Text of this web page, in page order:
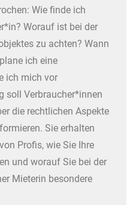
Wie finde ich
Worauf ist bei der
zu achten? Wann
ich eine
ich mich vor
soll Verbraucher*innen
die rechtlichen Aspekte
Sie erhalten
Profis, wie Sie Ihre
und worauf Sie bei der
Mieterin besondere